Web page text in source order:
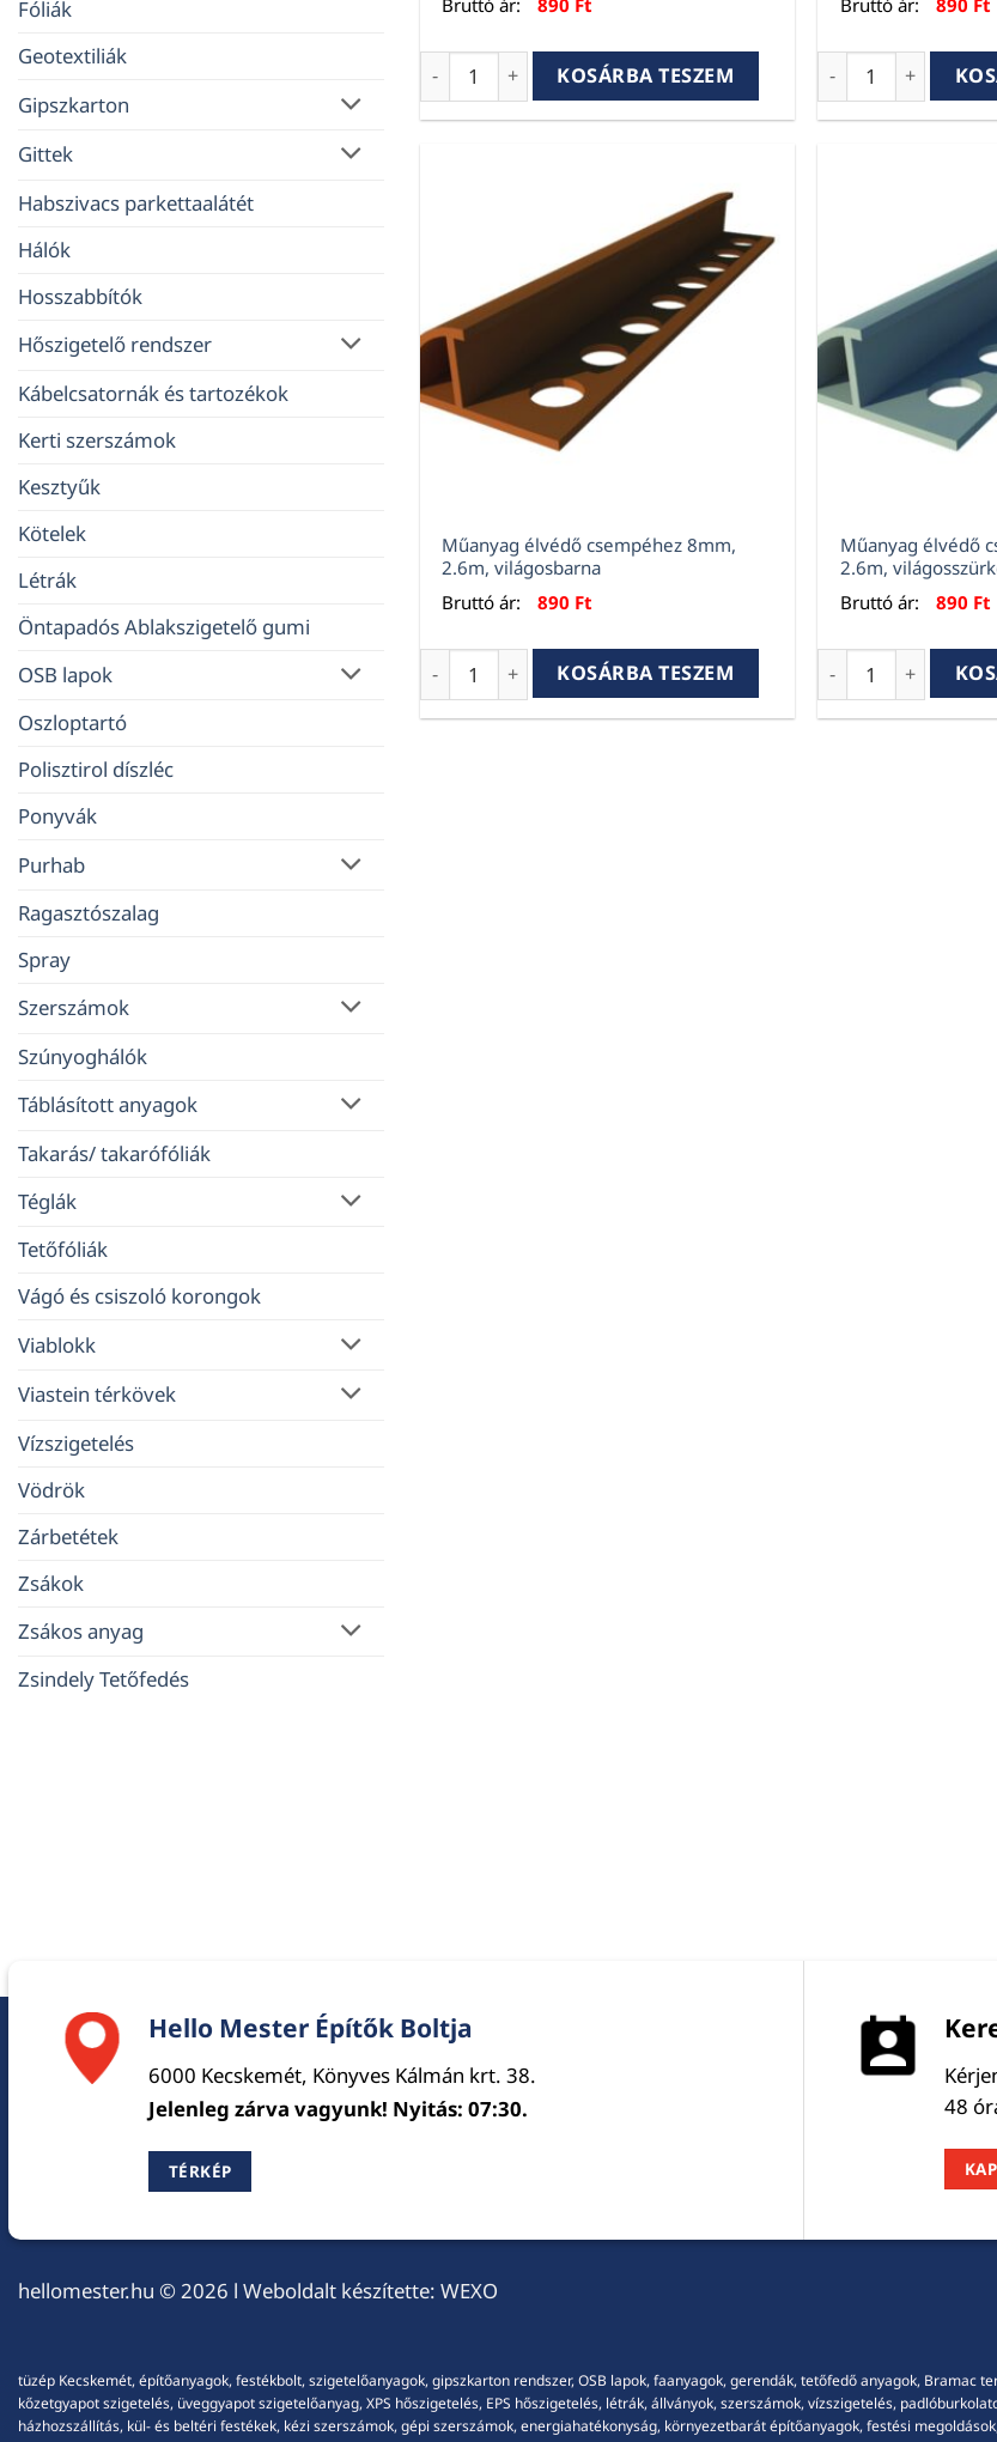
Fóliák
Geotextiliák
Gipszkarton
Gittek
Habszivacs parkettaalátét
Hálók
Hosszabbítók
Hőszigetelő rendszer
Kábelcsatornák és tartozékok
Kerti szerszámok
Kesztyűk
Kötelek
Létrák
Öntapadós Ablakszigetelő gumi
OSB lapok
Oszloptartó
Polisztirol díszléc
Ponyvák
Purhab
Ragasztószalag
Spray
Szerszámok
Szúnyoghálók
Táblásított anyagok
Takarás/ takarófóliák
Téglák
Tetőfóliák
Vágó és csiszoló korongok
Viablokk
Viastein térkövek
Vízszigetelés
Vödrök
Zárbetétek
Zsákok
Zsákos anyag
Zsindely Tetőfedés
Műanyag élvédő csempéhez 8mm, 2.6m, fehér mennyiség
KOSÁRBA TESZEM Műanyag élvédő
Műanyag élvédő csempéhez 8mm,
2.6m, világosbarna
Bruttó ár:
890 Ft
Műanyag élvédő csempéhez 8mm, 2.6m, világosbarna
KOSÁRBA TESZEM
Műanyag élvédő
2.6m,
Bruttó ár:
890 Ft
Műanyag élvédő
Hello Mester Építők Boltja
6000 Kecskemét, Könyves Kálmán krt. 38.
Jelenleg zárva vagyunk! Nyitás: 07:30.
TÉRKÉP
48
hellomester.hu © 2026 l Weboldalt készítette: WEXO
tüzép Kecskemét, építőanyagok, festékbolt, szigetelőanyagok, gipszkarton rendszer, OSB lapok, faanyagok, gerendák, tetőfedő anyagok, Bramac
kőzetgyapot szigetelés, üveggyapot szigetelőanyag, XPS hőszigetelés, EPS hőszigetelés, létrák, állványok, szerszámok, vízszigetelés,
házhozszállítás, kül- és beltéri festékek, kézi szerszámok, gépi szerszámok, energiahatékonyság, környezetbarát építőanyagok, festési